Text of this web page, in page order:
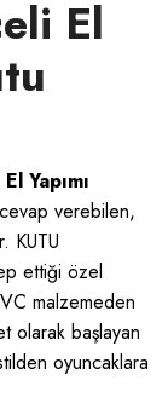
El
Yapımı
verebilen,
KUTU
ettiği özel
malzemeden
olarak başlayan
oyuncaklara